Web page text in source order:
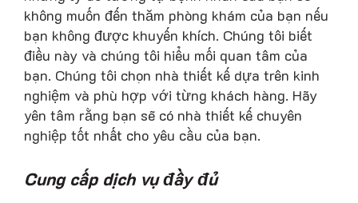
không muốn đến thăm phòng khám của bạn nếu
bạn không được khuyến khích. Chúng tôi biết
điều này và chúng tôi hiểu mối quan tâm của
bạn. Chúng tôi chọn nhà thiết kế dựa trên kinh
nghiệm và phù hợp với từng khách hàng. Hãy
yên tâm rằng bạn sẽ có nhà thiết kế chuyên
nghiệp tốt nhất cho yêu cầu của bạn.
Cung cấp dịch vụ đầy đủ